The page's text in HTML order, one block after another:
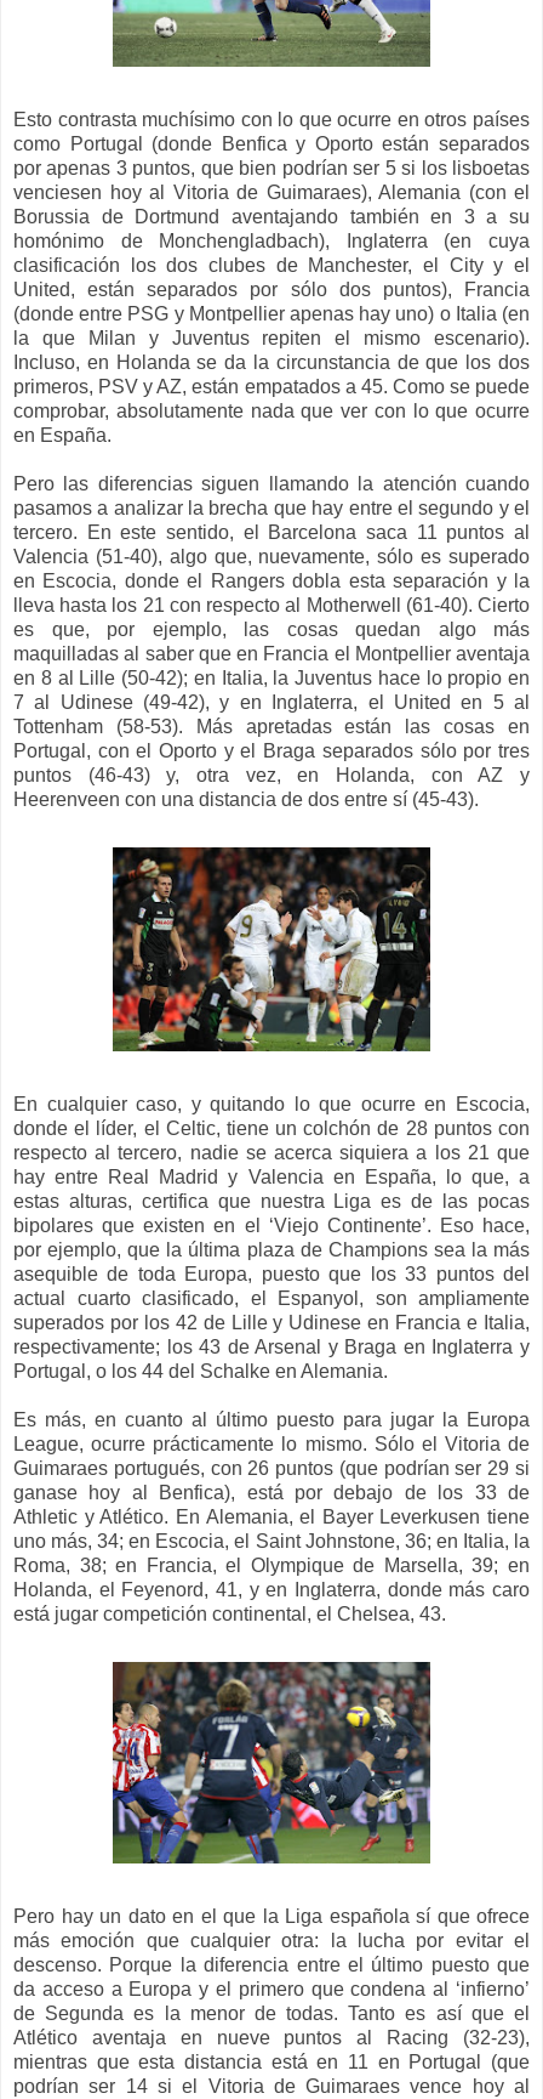
Esto contrasta muchísimo con lo que ocurre en otros países
como Portugal (donde Benfica y Oporto están separados
por apenas 3 puntos, que bien podrían ser 5 si los lisboetas
venciesen hoy al Vitoria de Guimaraes), Alemania (con el
Borussia de Dortmund aventajando también en 3 a su
homónimo de Monchengladbach), Inglaterra (en cuya
clasificación los dos clubes de Manchester, el City y el
United, están separados por sólo dos puntos), Francia
(donde entre PSG y Montpellier apenas hay uno) o Italia (en
la que Milan y Juventus repiten el mismo escenario).
Incluso, en Holanda se da la circunstancia de que los dos
primeros, PSV y AZ, están empatados a 45. Como se puede
comprobar, absolutamente nada que ver con lo que ocurre
en España.
Pero las diferencias siguen llamando la atención cuando
pasamos a analizar la brecha que hay entre el segundo y el
tercero. En este sentido, el Barcelona saca 11 puntos al
Valencia (51-40), algo que, nuevamente, sólo es superado
en Escocia, donde el Rangers dobla esta separación y la
lleva hasta los 21 con respecto al Motherwell (61-40). Cierto
es que, por ejemplo, las cosas quedan algo más
maquilladas al saber que en Francia el Montpellier aventaja
en 8 al Lille (50-42); en Italia, la Juventus hace lo propio en
7 al Udinese (49-42), y en Inglaterra, el United en 5 al
Tottenham (58-53). Más apretadas están las cosas en
Portugal, con el Oporto y el Braga separados sólo por tres
puntos (46-43) y, otra vez, en Holanda, con AZ y
Heerenveen con una distancia de dos entre sí (45-43).
En cualquier caso, y quitando lo que ocurre en Escocia,
donde el líder, el Celtic, tiene un colchón de 28 puntos con
respecto al tercero, nadie se acerca siquiera a los 21 que
hay entre Real Madrid y Valencia en España, lo que, a
estas alturas, certifica que nuestra Liga es de las pocas
bipolares que existen en el ‘Viejo Continente’. Eso hace,
por ejemplo, que la última plaza de Champions sea la más
asequible de toda Europa, puesto que los 33 puntos del
actual cuarto clasificado, el Espanyol, son ampliamente
superados por los 42 de Lille y Udinese en Francia e Italia,
respectivamente; los 43 de Arsenal y Braga en Inglaterra y
Portugal, o los 44 del Schalke en Alemania.
Es más, en cuanto al último puesto para jugar la Europa
League, ocurre prácticamente lo mismo. Sólo el Vitoria de
Guimaraes portugués, con 26 puntos (que podrían ser 29 si
ganase hoy al Benfica), está por debajo de los 33 de
Athletic y Atlético. En Alemania, el Bayer Leverkusen tiene
uno más, 34; en Escocia, el Saint Johnstone, 36; en Italia, la
Roma, 38; en Francia, el Olympique de Marsella, 39; en
Holanda, el Feyenord, 41, y en Inglaterra, donde más caro
está jugar competición continental, el Chelsea, 43.
Pero hay un dato en el que la Liga española sí que ofrece
más emoción que cualquier otra: la lucha por evitar el
descenso. Porque la diferencia entre el último puesto que
da acceso a Europa y el primero que condena al ‘infierno’
de Segunda es la menor de todas. Tanto es así que el
Atlético aventaja en nueve puntos al Racing (32-23),
mientras que esta distancia está en 11 en Portugal (que
podrían ser 14 si el Vitoria de Guimaraes vence hoy al